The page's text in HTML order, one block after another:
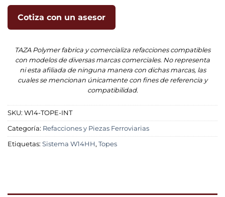
Cotiza con un asesor
TAZA Polymer fabrica y comercializa refacciones compatibles
con modelos de diversas marcas comerciales. No representa
ni esta afiliada de ninguna manera con dichas marcas, las
cuales se mencionan únicamente con fines de referencia y
compatibilidad.
SKU: W14-TOPE-INT
Categoría: Refacciones y Piezas Ferroviarias
Etiquetas: Sistema W14HH , Topes